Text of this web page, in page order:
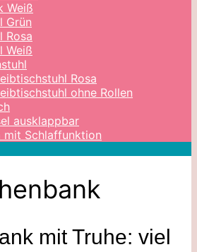
Weiß
Grün
Rosa
Weiß
Rosa
ohne Rollen
ausklappbar
mit Schlaffunktion
mit Truhe: viel